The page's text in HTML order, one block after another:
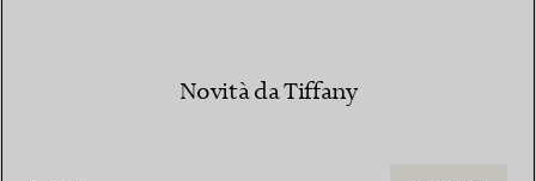
Novità da Tiffany